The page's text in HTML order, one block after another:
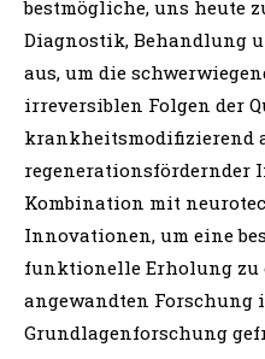
bestmögliche, uns heute
Diagnostik, Behandlung
aus, um die
irreversiblen Folgen der
krankheitsmodifizierend
regenerationsfördernder
Kombination mit
Innovationen, um eine
funktionelle Erholung zu
angewandten Forschung
Grundlagenforschung